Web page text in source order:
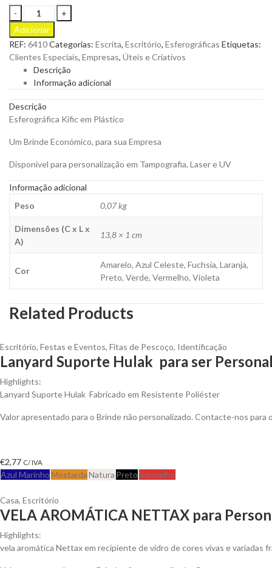
Esferográfica
Kific
em
Plástico
para
Personalizar
quantity
Adicionar
REF: 6410Categorias: Escrita, Escritório, Esferográficas Etiquetas:
Clientes Especiais, Empresas, Úteis e Criativos
Descrição
Informação adicional
Descrição
Esferográfica Kific em Plástico
Um Brinde Económico, para sua Empresa
Disponível para personalização em Tampografia, Laser e UV
Informação adicional
Peso
0,07 kg
Dimensões (C x L x
A)
13,8 × 1 cm
Cor
Amarelo, Azul Celeste, Fuchsia, Laranja,
Preto, Verde, Vermelho, Violeta
Related Products
Escritório, Festas e Eventos, Fitas de Pescoço, Identificação
Lanyard Suporte Hulak para ser
Highlights:
Lanyard Suporte Hulak Fabricado em Resistente Poliéster
Valor apresentado para o Brinde não personalizado. Contacte-nos
€2,77 C/ IVA
Azul MarinhoMostardaNatura PretoVermelho
Casa, Escritório
VELA AROMÁTICA NETTAX para
Highlights:
vela aromática Nettax em recipiente de vidro de cores vivas e variadas